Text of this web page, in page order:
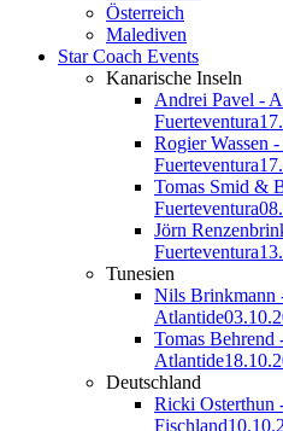
Österreich
Malediven
Star Coach Events
Kanarische Inseln
Andrei Pavel -
Fuerteventura
Rogier Wassen
Fuerteventura
Tomas Smid &
Fuerteventura
Jörn
Fuerteventura
Tunesien
Nils Brinkmann
Atlantide
Tomas
Atlantide
Deutschland
Ricki Osterthun
Fischland